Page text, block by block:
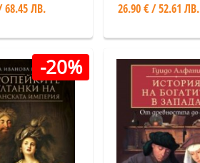
68.45 ЛВ. 26.90 € / 52.61 ЛВ.
-20%